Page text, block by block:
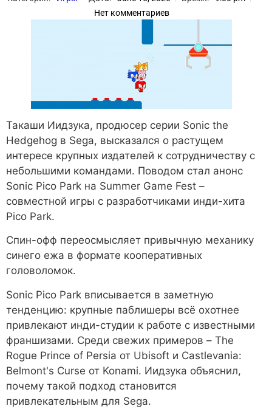
Нет комментариев
Такаши Иидзука, продюсер серии Sonic the
Hedgehog в Sega, высказался о растущем
интересе крупных издателей к сотрудничеству с
небольшими командами. Поводом стал анонс
Sonic Pico Park на Summer Game Fest –
совместной игры с разработчиками инди-хита
Pico Park.
Спин-офф переосмысляет привычную механику
синего ежа в формате кооперативных
головоломок.
Sonic Pico Park вписывается в заметную
тенденцию: крупные паблишеры всё охотнее
привлекают инди-студии к работе с известными
франшизами. Среди свежих примеров – The
Rogue Prince of Persia от Ubisoft и Castlevania:
Belmont's Curse от Konami. Иидзука объяснил,
почему такой подход становится
привлекательным для Sega.